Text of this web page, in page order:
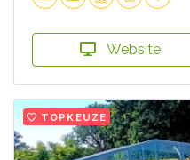
Website
TOPKEUZE